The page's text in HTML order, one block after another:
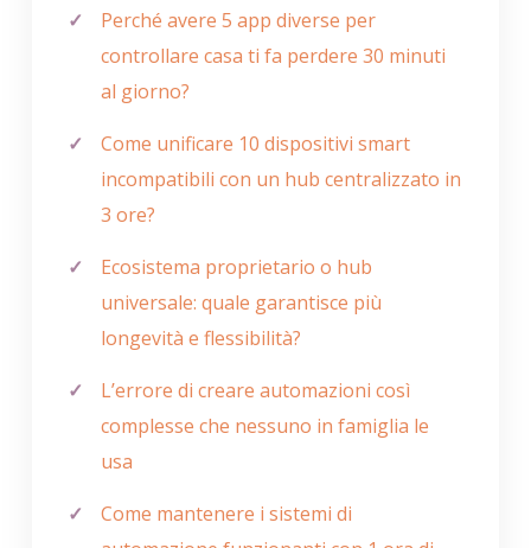
Perché avere 5 app diverse per
controllare casa ti fa perdere 30 minuti
al giorno?
Come unificare 10 dispositivi smart
incompatibili con un hub centralizzato in
3 ore?
Ecosistema proprietario o hub
universale: quale garantisce più
longevità e flessibilità?
L’errore di creare automazioni così
complesse che nessuno in famiglia le
usa
Come mantenere i sistemi di